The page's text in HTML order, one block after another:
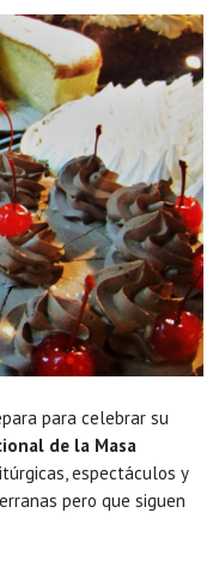
para celebrar su
de la Masa
espectáculos y
pero que siguen